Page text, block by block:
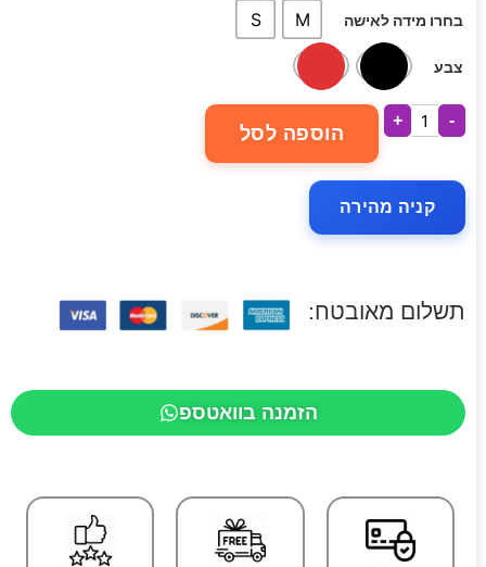
בחרו מידה לאישה M
S
צבע
-
+
הוספה לסל
קניה מהירה
תשלום מאובטח:
הזמנה בוואטספ